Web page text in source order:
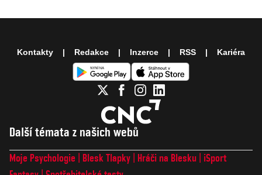
Další témata z našich webů
Moje Psychologie Blesk Tlapky Hráči na Blesku
iSport
Kontakty Redakce Inzerce RSS Kariéra